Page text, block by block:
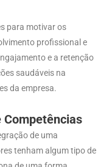
para motivar os
profissional e
e a retenção
saudáveis na
da empresa.
Competências
de uma
tenham algum tipo de